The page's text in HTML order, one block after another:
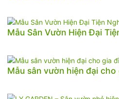
Mẫu Sân Vườn Hiện Đại
Mẫu sân vườn hiện đại